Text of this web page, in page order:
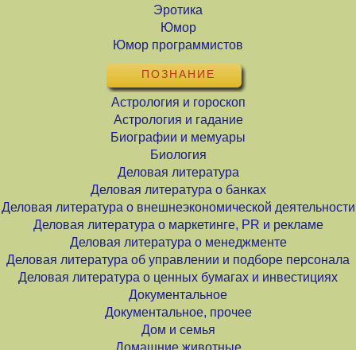
Эротика
Юмор
Юмор программистов
ПОЗНАНИЕ
Астрология и гороскоп
Астрология и гадание
Биографии и мемуары
Биология
Деловая литература
Деловая литература о банках
Деловая литература о внешнеэкономической деятельности
Деловая литература о маркетинге, PR и рекламе
Деловая литература о менеджменте
Деловая литература об управлении и подборе персонала
Деловая литература о ценных бумагах и инвестициях
Документальное
Документальное, прочее
Дом и семья
Домашние животные